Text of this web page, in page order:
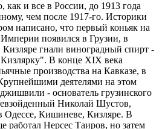
как и все в России, до 1913 года
чем после 1917-го. Историки
написано, что первый коньяк на
появился в Грузии, в
гнали виноградный спирт -
В конце XIX века
производства на Кавказе, в
деятелями на этом
- основатель грузинского
Николай Шустов,
Одессе, Кишиневе, Кизляре. В
работал Нерсес Таиров, но затем